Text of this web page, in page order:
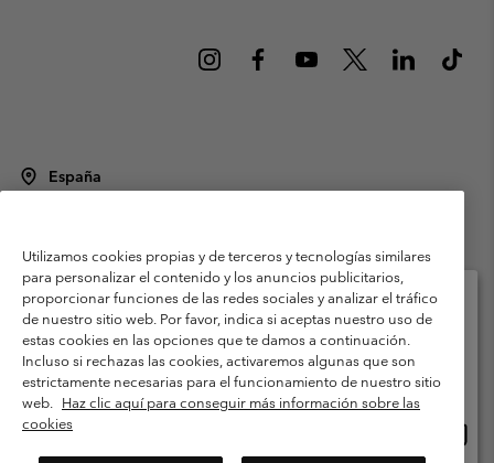
España
Condiciones de uso
Terminos de Venta
Garantía
Política de Privacidad
Términos y condiciones del programa de miembros
Términos De Uso Del Contenido Generado Por Los Usuarios
Impressum
Cookies Public CBCR
Servicio al cliente: Lu. - Vi. de 9:00 a 13:00 y de 14:00 a 18:00
Utilizamos cookies propias y de terceros y tecnologías similares
para personalizar el contenido y los anuncios publicitarios,
proporcionar funciones de las redes sociales y analizar el tráfico
de nuestro sitio web. Por favor, indica si aceptas nuestro uso de
estas cookies en las opciones que te damos a continuación.
Incluso si rechazas las cookies, activaremos algunas que son
estrictamente necesarias para el funcionamiento de nuestro sitio
web. Haz clic aquí para conseguir más información sobre las
cookies
Selecciona tu país e idioma envío
Compras en línea disponibles